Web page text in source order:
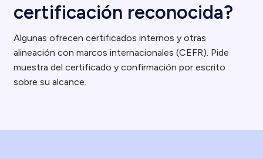
certificación reconocida?
Algunas ofrecen certificados internos y otras
alineación con marcos internacionales (CEFR). Pide
muestra del certificado y confirmación por escrito
sobre su alcance.